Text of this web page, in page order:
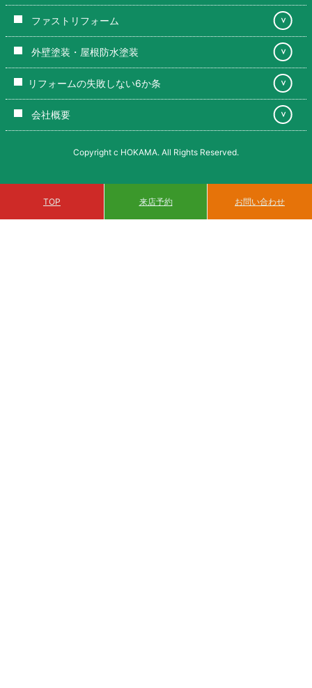
ファストリフォーム ＞
外壁塗装・屋根防水塗装 ＞
リフォームの失敗しない6か条 ＞
会社概要 ＞
Copyright c HOKAMA. All Rights Reserved.
TOP 来店予約 お問い合わせ